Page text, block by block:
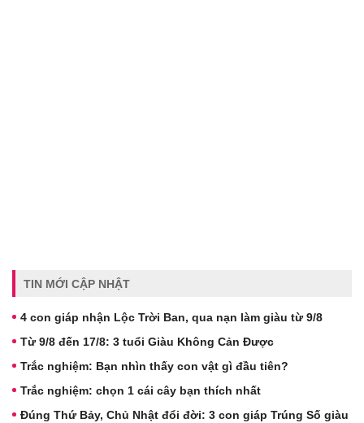
TIN MỚI CẬP NHẬT
4 con giáp nhận Lộc Trời Ban, qua nạn làm giàu từ 9/8
Từ 9/8 đến 17/8: 3 tuổi Giàu Không Cản Được
Trắc nghiệm: Bạn nhìn thấy con vật gì đầu tiên?
Trắc nghiệm: chọn 1 cái cây bạn thích nhất
Đúng Thứ Bảy, Chủ Nhật đổi đời: 3 con giáp Trúng Số giàu